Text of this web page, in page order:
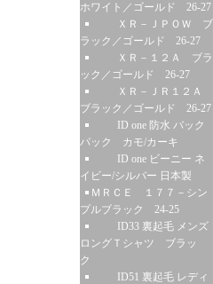
ホワイト／ゴールド 26-27
ＸＲ－ＪＰＯＷ ブ
ラック／ゴールド 26-27
ＸＲ－１２Ａ ブラ
ック／ゴールド 26-27
ＸＲ－ＪＲ１２Ａ
ブラック／ゴールド 26-27
ID one 防水 バック
パック カモ/カーキ
ID one ビーニー ネ
イビー/シルバー 日本製
ＭＲＣＥ １７７－シン
プルブラック 24-25
ID33 裏起毛 メンズ
ロングＴシャツ ブラッ
ク
ID51 裏起毛 レディ